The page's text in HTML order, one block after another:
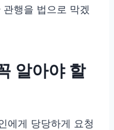
행을 법으로 막겠
알아야 할
에게 당당하게 요청